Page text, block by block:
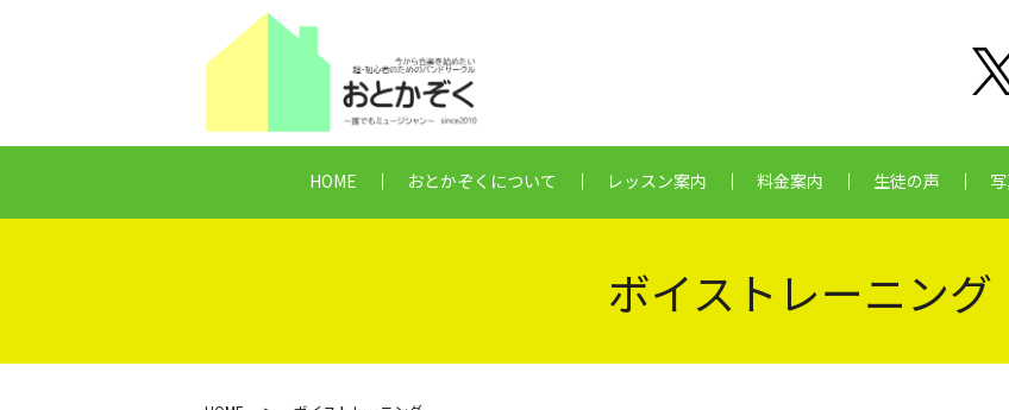
HOME おとかぞくについて レッスン案内 料金案内 生徒の声
ボイストレーニング